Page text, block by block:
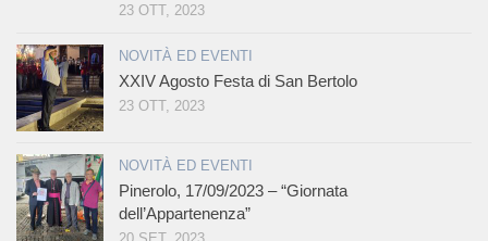
23 OTT, 2023
NOVITÀ ED EVENTI
XXIV Agosto Festa di San Bertolo
23 OTT, 2023
NOVITÀ ED EVENTI
Pinerolo, 17/09/2023 – “Giornata
dell’Appartenenza”